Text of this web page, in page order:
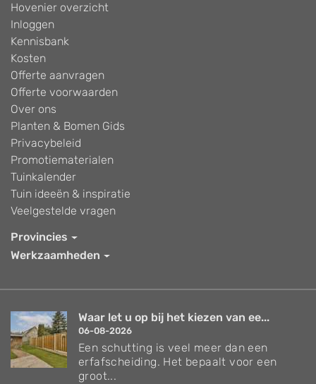
Hovenier overzicht
Inloggen
Kennisbank
Kosten
Offerte aanvragen
Offerte voorwaarden
Over ons
Planten & Bomen Gids
Privacybeleid
Promotiematerialen
Tuinkalender
Tuin ideeën & inspiratie
Veelgestelde vragen
Provincies
Werkzaamheden
Waar let u op bij het kiezen van ee...
06-08-2026
Een schutting is veel meer dan een
erfafscheiding. Het bepaalt voor een
groot...